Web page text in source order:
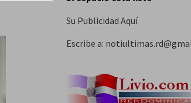
Su Publicidad Aquí
Escribe a: